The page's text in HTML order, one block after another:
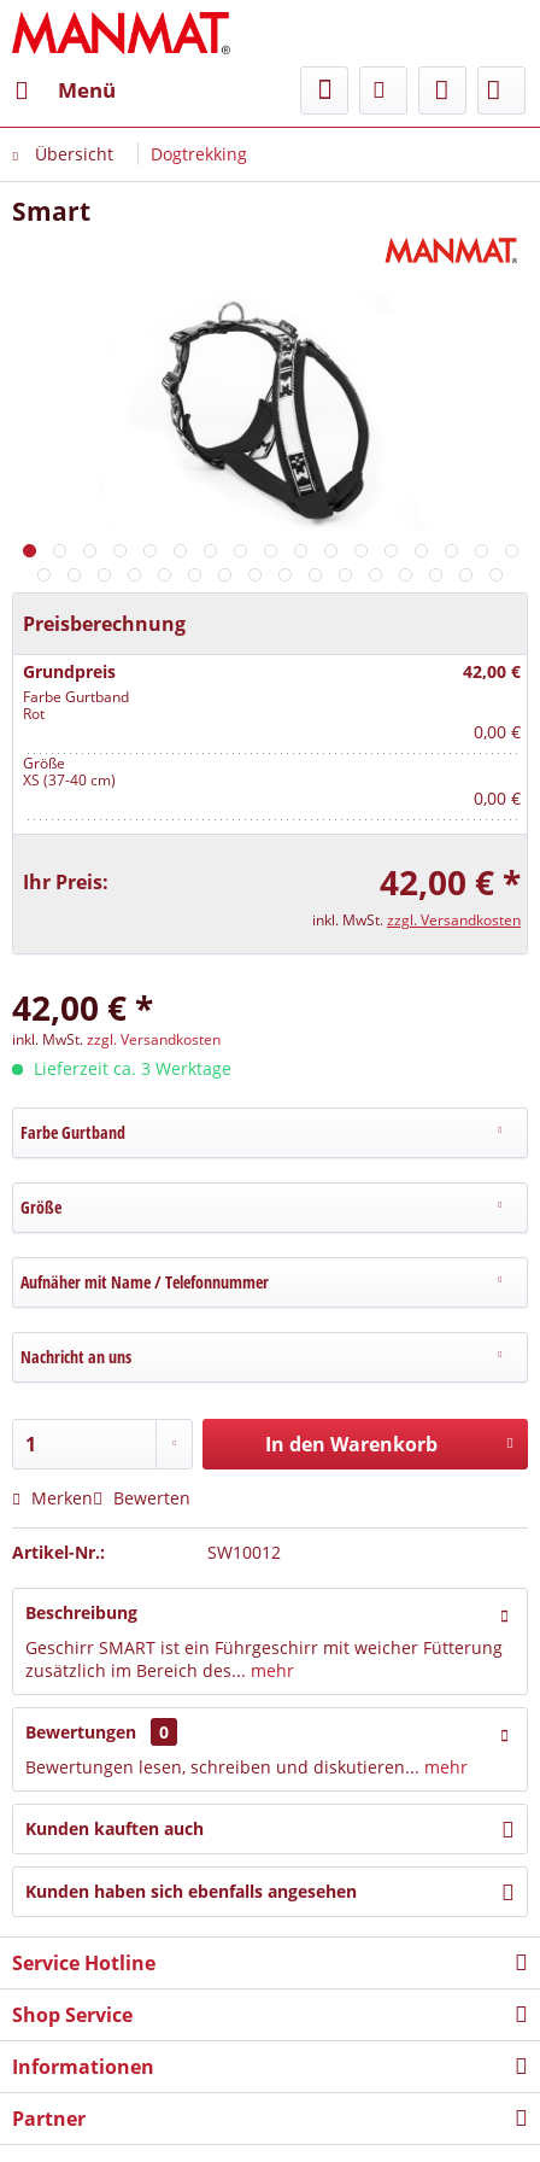
Menü
Übersicht Dogtrekking
Smart
Preisberechnung
Grundpreis 42,00 €
Farbe Gurtband
Rot
0,00 €
Größe
XS (37-40 cm)
0,00 €
Ihr Preis: 42,00 € *
inkl. MwSt.zzgl. Versandkosten
42,00 € *
inkl. MwSt.zzgl. Versandkosten
Lieferzeit ca. 3 Werktage
Farbe Gurtband
Größe
Aufnäher mit Name / Telefonnummer
Nachricht an uns
In den Warenkorb
Merken Bewerten
Artikel-Nr.: SW10012
Beschreibung
Geschirr SMART ist ein Führgeschirr mit weicher Fütterung
zusätzlich im Bereich des... mehr
Bewertungen
0
Bewertungen lesen, schreiben und diskutieren... mehr
Kunden kauften auch
Kunden haben sich ebenfalls angesehen
Service Hotline
Shop Service
Informationen
Partner